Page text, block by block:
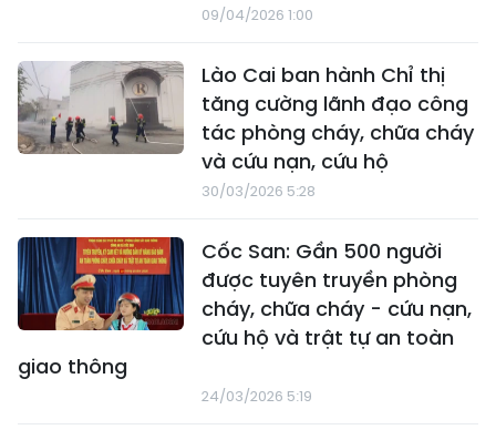
09/04/2026 1:00
Lào Cai ban hành Chỉ thị
tăng cường lãnh đạo công
tác phòng cháy, chữa cháy
và cứu nạn, cứu hộ
30/03/2026 5:28
Cốc San: Gần 500 người
được tuyên truyền phòng
cháy, chữa cháy - cứu nạn,
cứu hộ và trật tự an toàn
giao thông
24/03/2026 5:19